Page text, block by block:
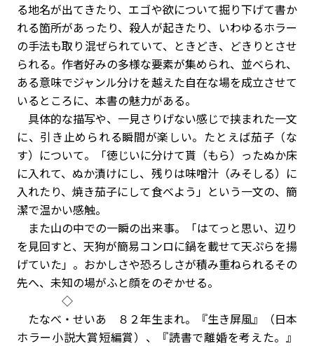
る地名が出てきたり、エゴや欲について掘り下げて書か
れる箇所があったり、殺人が起きたり、いわゆるホラー
の手法も取り混ぜられていて、ときどき、どきりとさせ
られる。作者好みの多様な要素が集められ、並べられ、
ある意味でジャンル分けを越えた自在な場を成立させて
いるところに、本書の魅力がある。
具体的な描写や、一見さりげない感じで挟まれた一文
に、引き止められる瞬間が楽しい。たとえば茄子（な
す）について。「徳じいに分けて貰（もら）ったぬか床
に入れて、ぬか漬けにし、残りは味噌汁（みそしる）に
入れたり、焼き茄子にして食べよう」という一文の、簡
潔で温かい感触。
また山の中での一瞬の出来事。「はてっと思い、辺り
を見回すと、天狗が簡易コンロに鍋を載せて天ぷらを揚
げていた」。おかしさや恐ろしさが積み重ねられるその
先へ、未知の場がふと顔をのぞかせる。
◇
たなべ・せいあ ８２年生まれ。『生き屏風』（日本
ホラー小説大賞短編賞）、『読書で離婚を考えた。』